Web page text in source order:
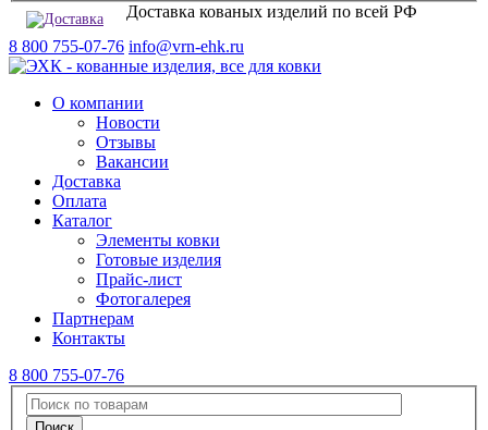
Доставка кованых изделий по всей РФ
8 800 755-07-76 info@vrn-ehk.ru
О компании
Новости
Отзывы
Вакансии
Доставка
Оплата
Каталог
Элементы ковки
Готовые изделия
Прайс-лист
Фотогалерея
Партнерам
Контакты
8 800 755-07-76